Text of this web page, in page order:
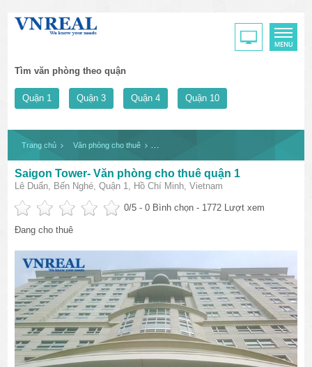
Tìm văn phòng theo quận
Quận 1 Quận 3 Quận 4 Quận 10
Trang chủ Văn phòng cho thuê
Saigon Tower- Văn phòng cho thuê quận 1
Lê Duẩn, Bến Nghé, Quận 1, Hồ Chí Minh, Vietnam
0/5 -0 Bình chọn - 1772 Lượt xem
Đang cho thuê